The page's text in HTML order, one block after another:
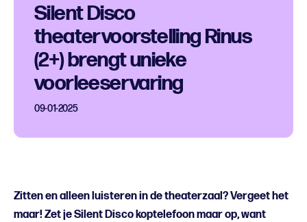
Silent Disco
theatervoorstelling Rinus
(2+) brengt unieke
voorleeservaring
09-01-2025
Zitten en alleen luisteren in de theaterzaal? Vergeet het
maar! Zet je Silent Disco koptelefoon maar op, want